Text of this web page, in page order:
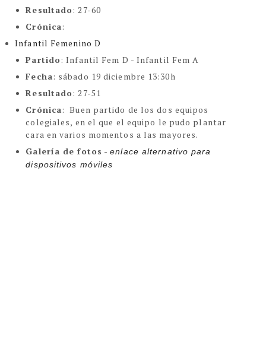
Resultado: 27-60
Crónica:
Infantil Femenino D
Partido:Infantil Fem D - Infantil Fem A
Fecha: sábado 19 diciembre 13:30h
Resultado: 27-51
Crónica: Buen partido de los dos equipos
colegiales, en el que el equipo le pudo plantar
cara en varios momentos a las mayores.
Galería de fotos -enlace alternativo para
dispositivos móviles